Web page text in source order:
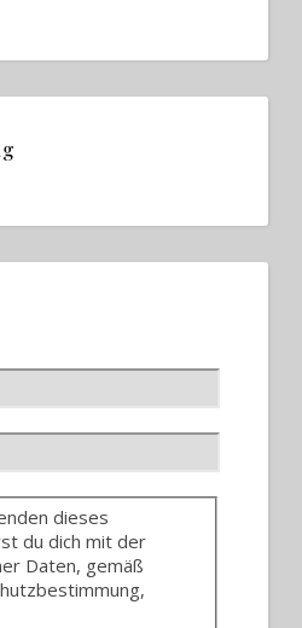
dieses
du dich mit der
Daten, gemäß